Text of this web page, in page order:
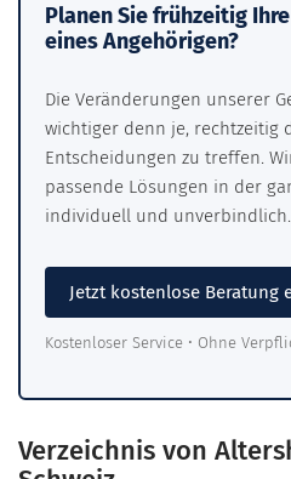
Planen Sie frühzeitig
eines Angehörigen?
Die Veränderungen unserer
wichtiger denn je, rechtzeitig
Entscheidungen zu treffen.
passende Lösungen in der
individuell und unverbindlich.
Jetzt kostenlose Beratung
Kostenloser Service • Ohne
Verzeichnis von